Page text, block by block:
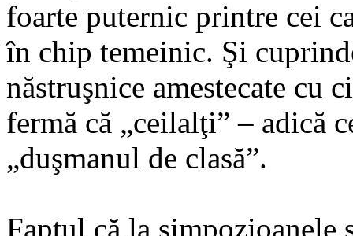
foarte puternic printre cei
în chip temeinic. Şi
năstruşnice amestecate cu
fermă că „ceilalţi” – adică
„duşmanul de clasă”.
Faptul că la simpozioanele